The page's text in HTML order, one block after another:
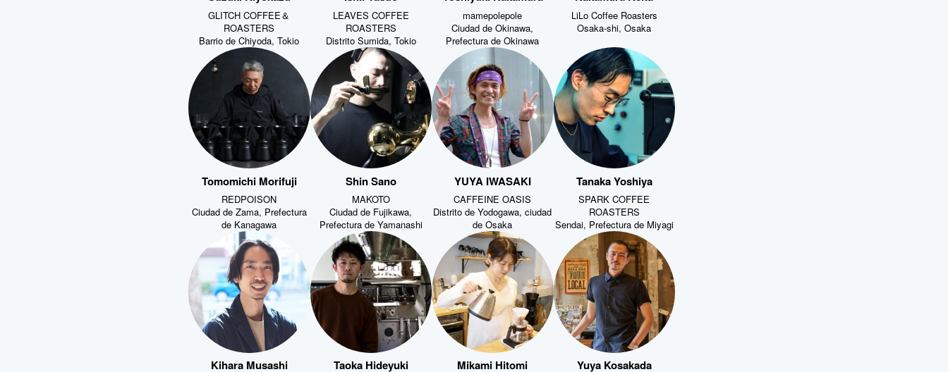
GLITCH COFFEE＆
ROASTERS
Barrio de Chiyoda, Tokio
LEAVES COFFEE
ROASTERS
Distrito Sumida, Tokio
mamepolepole
Ciudad de Okinawa,
Prefectura de Okinawa
LiLo Coffee Roasters
Osaka-shi, Osaka
Tomomichi Morifuji
REDPOISON
Ciudad de Zama, Prefectura
de Kanagawa
Shin Sano
MAKOTO
Ciudad de Fujikawa,
Prefectura de Yamanashi
YUYA IWASAKI
CAFFEINE OASIS
Distrito de Yodogawa, ciudad
de Osaka
Tanaka Yoshiya
SPARK COFFEE
ROASTERS
Sendai, Prefectura de Miyagi
Kihara Musashi Taoka Hideyuki Mikami Hitomi Yuya Kosakada